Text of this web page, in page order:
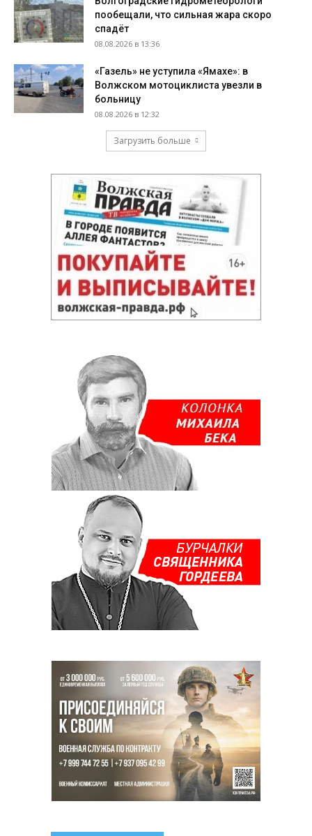
пообещали, что сильная жара скоро
спадёт
08.08.2026 в 13:36
«Газель» не уступила «Ямахе»: в
Волжском мотоциклиста увезли в
больницу
08.08.2026 в 12:32
Загрузить больше